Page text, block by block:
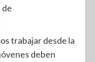
trabajar desde la
deben